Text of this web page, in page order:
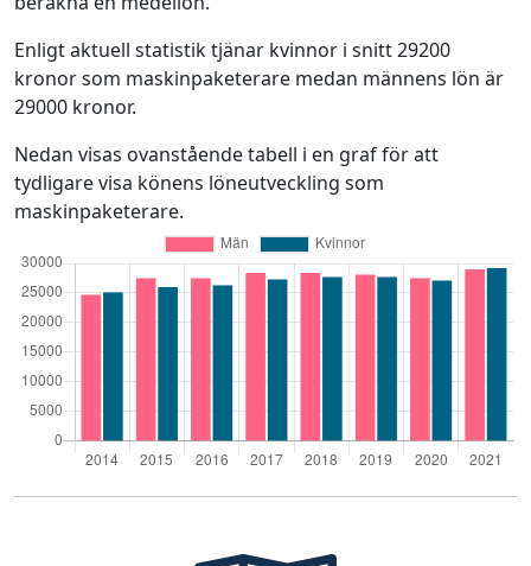
Enligt aktuell statistik tjänar kvinnor i snitt 29200
kronor som maskinpaketerare medan männens lön är
29000 kronor.
Nedan visas ovanstående tabell i en graf för att
tydligare visa könens löneutveckling som
maskinpaketerare.